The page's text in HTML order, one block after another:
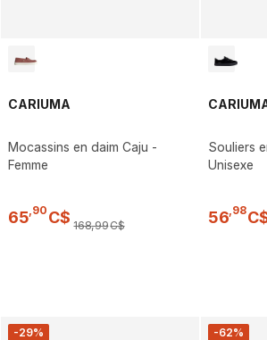
CARIUMA
Mocassins en daim Caju -
Femme
65 90 C$ 168,99C$
Souliers
Unisexe
56 98
-29% -62%